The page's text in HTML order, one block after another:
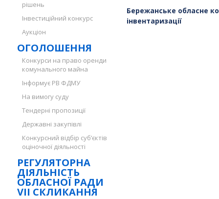
рішень
Інвестиційний конкурс
Аукціон
ОГОЛОШЕННЯ
Конкурси на право оренди
комунального майна
Інформує РВ ФДМУ
На вимогу суду
Тендерні пропозиції
Державні закупівлі
Конкурсний відбір суб’єктів
оціночної діяльності
РЕГУЛЯТОРНА
ДІЯЛЬНІСТЬ
ОБЛАСНОЇ РАДИ
VII СКЛИКАННЯ
Бережанське обласне
інвентаризації